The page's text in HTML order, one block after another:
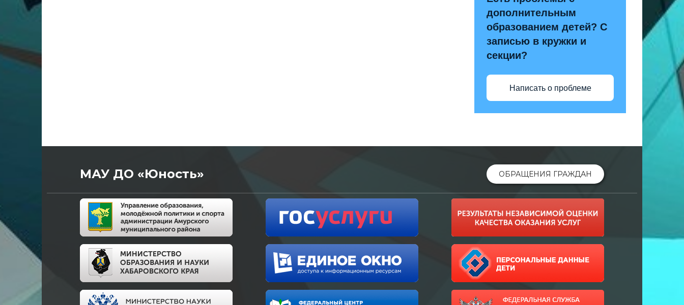
дополнительным
образованием детей? С
записью в кружки и
секции?
Написать о проблеме
МАУ ДО «Юность» ОБРАЩЕНИЯ ГРАЖДАН